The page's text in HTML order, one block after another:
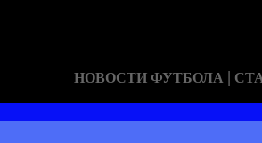
НОВОСТИ ФУТБОЛА |